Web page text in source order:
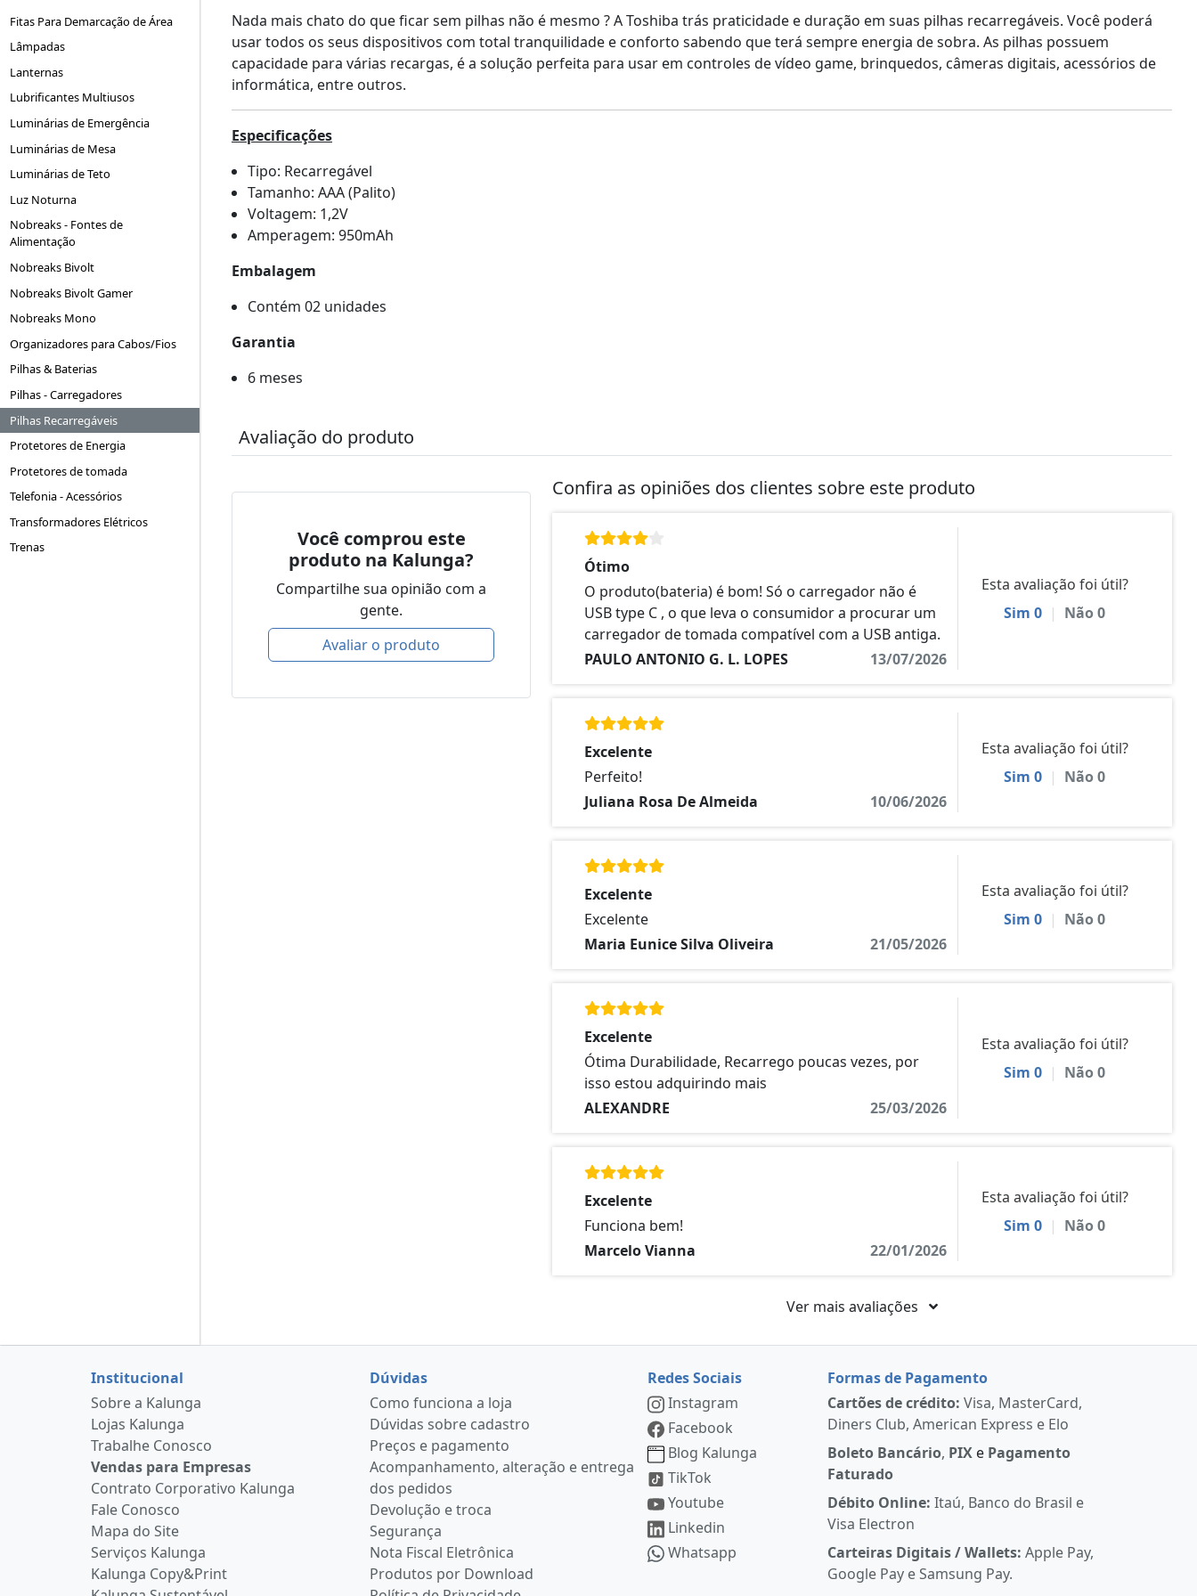
Fitas Para Demarcação de Área
Lâmpadas
Lanternas
Lubrificantes Multiusos
Luminárias de Emergência
Luminárias de Mesa
Luminárias de Teto
Luz Noturna
Nobreaks - Fontes de
Alimentação
Nobreaks Bivolt
Nobreaks Bivolt Gamer
Nobreaks Mono
Organizadores para Cabos/Fios
Pilhas & Baterias
Pilhas - Carregadores
Pilhas Recarregáveis
Protetores de Energia
Protetores de tomada
Telefonia - Acessórios
Transformadores Elétricos
Trenas
Nada mais chato do que ficar sem pilhas não é mesmo ? A Toshiba trás praticidade e duração em suas pilhas recarregáveis. Você poderá
usar todos os seus dispositivos com total tranquilidade e conforto sabendo que terá sempre energia de sobra. As pilhas possuem
capacidade para várias recargas, é a solução perfeita para usar em controles de vídeo game, brinquedos, câmeras digitais, acessórios de
informática, entre outros.
Especificações
Tipo: Recarregável
Tamanho: AAA (Palito)
Voltagem: 1,2V
Amperagem: 950mAh
Embalagem
Contém 02 unidades
Garantia
6 meses
Avaliação do produto
Você comprou este
produto na Kalunga?
Compartilhe sua opinião com a
gente.
Avaliar o produto
Confira as opiniões dos clientes sobre este produto
Ótimo
O produto(bateria) é bom! Só o carregador não é
USB type C , o que leva o consumidor a procurar um
carregador de tomada compatível com a USB antiga.
PAULO ANTONIO G. L. LOPES
13/07/2026
Esta avaliação foi útil?
Sim 0 | Não0
Excelente
Perfeito!
Juliana Rosa De Almeida
10/06/2026
Esta avaliação foi útil?
Sim 0 | Não0
Excelente
Excelente
Maria Eunice Silva Oliveira
21/05/2026
Esta avaliação foi útil?
Sim 0 | Não0
Excelente
Ótima Durabilidade, Recarrego poucas vezes, por
isso estou adquirindo mais
ALEXANDRE
25/03/2026
Esta avaliação foi útil?
Sim 0 | Não0
Excelente
Funciona bem!
Marcelo Vianna
22/01/2026
Esta avaliação foi útil?
Sim 0 | Não0
Ver mais avaliações
Institucional
Sobre a Kalunga
Lojas Kalunga
Trabalhe Conosco
Vendas para Empresas
Contrato Corporativo Kalunga
Fale Conosco
Mapa do Site
Serviços Kalunga
Kalunga Copy&Print
Dúvidas
Como funciona a loja
Dúvidas sobre cadastro
Preços e pagamento
Acompanhamento, alteração e entrega
dos pedidos
Devolução e troca
Segurança
Nota Fiscal Eletrônica
Produtos por Download
Redes Sociais
Instagram
Facebook
Blog Kalunga
TikTok
Youtube
Linkedin
Whatsapp
Formas de Pagamento
Cartões de crédito: Visa, MasterCard,
Diners Club, American Express e Elo
Boleto Bancário, PIX e Pagamento
Faturado
Débito Online: Itaú, Banco do Brasil e
Visa Electron
Carteiras Digitais / Wallets:Apple Pay,
Google Pay e Samsung Pay.